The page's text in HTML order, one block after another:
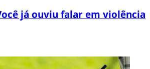
já ouviu falar em violência